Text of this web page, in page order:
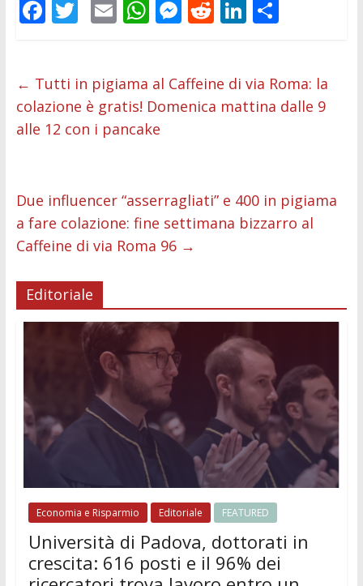
F
b
o
o
er
E
l
W
s
A
p
M
e
n
R
di
t
Li
e
dI
di
vi
← Tutti in pigiama al Caffeine di via Roma: la
colazione è gratis! Domenica mattina dalle 9
alle 12 con i pancake
Due influencer “asserragliati” e 400 in pigiama
a fare colazione: fine settimana bizzarro al
Caffeine di via Roma 96 →
Editoriale
Economia e Risparmio Editoriale FEATURED
Università di Padova, dottorati in
crescita: 616 posti e il 96% dei